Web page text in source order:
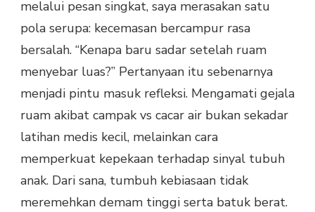
melalui pesan singkat, saya merasakan satu
pola serupa: kecemasan bercampur rasa
bersalah. “Kenapa baru sadar setelah ruam
menyebar luas?” Pertanyaan itu sebenarnya
menjadi pintu masuk refleksi. Mengamati gejala
ruam akibat campak vs cacar air bukan sekadar
latihan medis kecil, melainkan cara
memperkuat kepekaan terhadap sinyal tubuh
anak. Dari sana, tumbuh kebiasaan tidak
meremehkan demam tinggi serta batuk berat.